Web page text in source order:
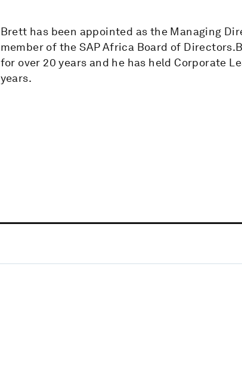
Brett has been appointed as the Managing
member of the SAP Africa Board of
for over 20 years and he has held Corporate
years.